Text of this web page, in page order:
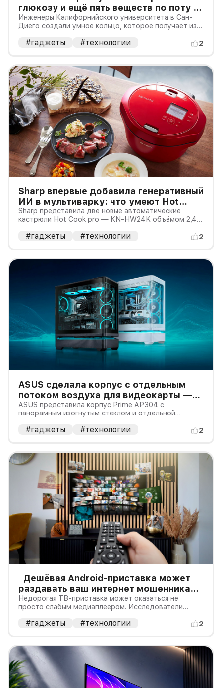
глюкозу и ещё пять веществ по поту —
но купить его пока нельзя
Инженеры Калифорнийского университета в Сан-
Диего создали умное кольцо, которое получает из
Прототип умеет работать с глюкозой, кетонами,
#гаджеты #технологии 2
Sharp впервые добавила генеративный
ИИ в мультиварку: что умеют Hot
Cook KN-HW24K и KN-HW16K
Sharp представила две новые автоматические
кастрюли Hot Cook pro — KN-HW24K объёмом 2,4
модели серии, которые подключаются к
#гаджеты #технологии 2
ASUS сделала корпус с отдельным
потоком воздуха для видеокарты —
но тестов температуры ещё нет
ASUS представила корпус Prime AP304 с
панорамным изогнутым стеклом и отдельной
помещается графический ускоритель длиной до 420
#гаджеты #технологии 2
Дешёвая Android-приставка может
раздавать ваш интернет мошенникам:
как проверить её без риска
Недорогая ТВ-приставка может оказаться не
просто слабым медиаплеером. Исследователи
устройств на открытом Android с операцией
#гаджеты #технологии 2